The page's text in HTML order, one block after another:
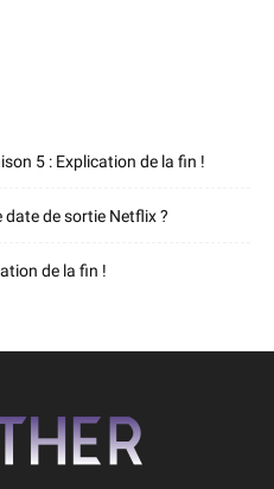
5 : Explication de la fin !
date de sortie Netflix ?
de la fin !